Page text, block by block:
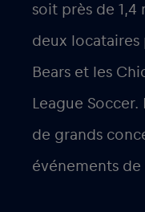
soit près de 1,4
deux locataires
Bears et les
League
de grands
événements